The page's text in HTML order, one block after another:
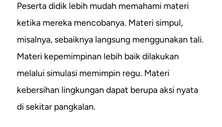
Peserta didik lebih mudah memahami materi
ketika mereka mencobanya. Materi simpul,
misalnya, sebaiknya langsung menggunakan tali.
Materi kepemimpinan lebih baik dilakukan
melalui simulasi memimpin regu. Materi
kebersihan lingkungan dapat berupa aksi nyata
di sekitar pangkalan.